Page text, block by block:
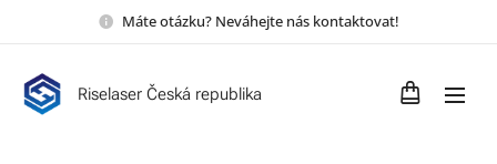
Máte otázku? Neváhejte nás kontaktovat!
Riselaser Česká republika